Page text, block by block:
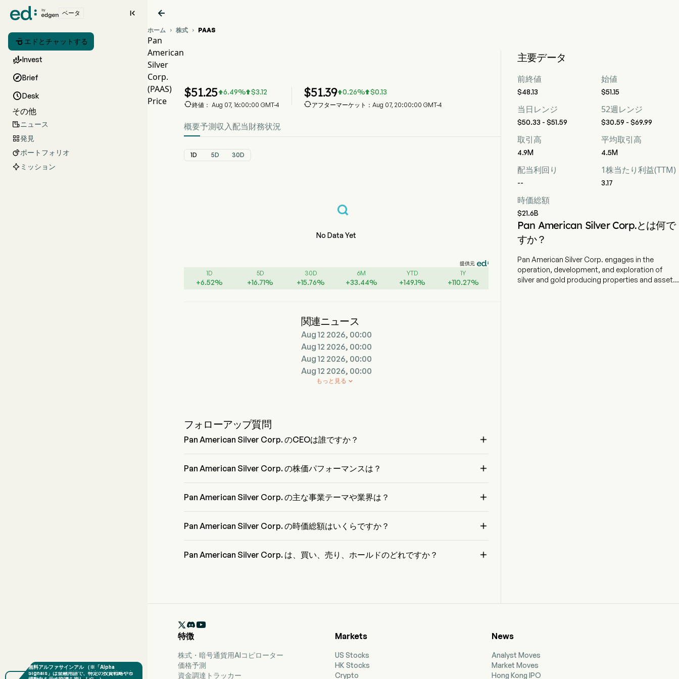
ベータ 
 エドとチャットする
Invest
Brief
Desk
その他
ニュース
発見
ポートフォリオ
ミッション

ホーム  株式  PAAS
Pan
American
Silver
Corp.
(PAAS)
Price
$51.256.49% $3.12
終値： Aug 07, 16:00:00 GMT-4
$51.390.26% $0.13
アフターマーケット：Aug 07, 20:00:00 GMT-4
概要予測 収入 配当財務状況
1D 5D 30D
No Data Yet
提供元
1D
+6.52%
5D
+16.71%
30D
+15.76%
6M
+33.44%
YTD
+149.1%
1Y
+110.27%
関連ニュース
Aug 12 2026, 00:00
Aug 12 2026, 00:00
Aug 12 2026, 00:00
Aug 12 2026, 00:00

もっと見る
フォローアップ質問
Pan American Silver Corp. のCEOは誰ですか？ 
籍しています。
Pan American Silver Corp. の株価パフォーマンスは？ 
動しました。
Pan American Silver Corp. の主な事業テーマや業界は？ 
います。
Pan American Silver Corp. の時価総額はいくらですか？ 
Pan American Silver Corp. は、買い、売り、ホールドのどれですか？ 
主要データ
前終値
$48.13
始値
$51.15
当日レンジ
$50.33 - $51.59
52週レンジ
$30.59 - $69.99
取引高
4.9M
平均取引高
4.5M
配当利回り
--
1株当たり利益(TTM)
3.17
時価総額
$21.6B
Pan American Silver Corp.とは何で
すか？
Pan American Silver Corp. engages in the
operation, development, and exploration of
silver and gold producing properties and assets.

特徴
株式・暗号通貨用AIコピローター
価格予測
資金調達トラッカー
Markets
US Stocks
HK Stocks
Crypto
News
Analyst Moves
Market Moves
Hong Kong IPO